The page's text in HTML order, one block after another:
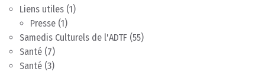
Liens utiles (1)
Presse (1)
Samedis Culturels de l'ADTF (55)
Santé (7)
Santé (3)